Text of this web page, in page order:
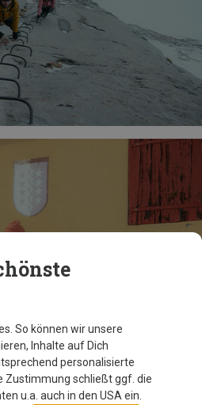
So können wir unsere
Inhalte auf Dich
personalisierte
Zustimmung schließt ggf. die
u.a. auch in den USA ein.